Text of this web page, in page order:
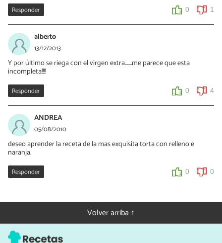
Responder 0 1
alberto
13/12/2013
Y por último se riega con el virgen extra.......me parece que esta
incompleta!!!!
Responder 0 4
ANDREA
05/08/2010
deseo aprender la receta de la mas exquisita torta con relleno e
naranja.
Responder 0 0
Volver arriba ↑